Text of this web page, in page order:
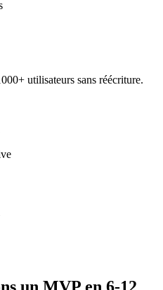
utilisateurs sans réécriture.
un MVP en 6-12